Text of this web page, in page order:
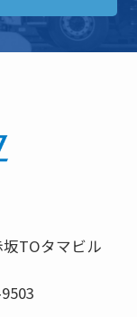
TOタマビル